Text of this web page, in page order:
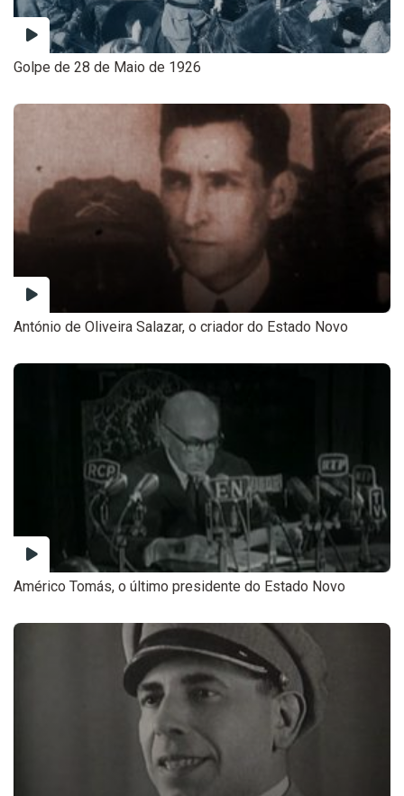
Golpe de 28 de Maio de 1926
António de Oliveira Salazar, o criador do Estado Novo
Américo Tomás, o último presidente do Estado Novo